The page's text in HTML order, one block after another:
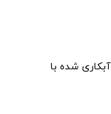
نقره تمام آبکاری شده با